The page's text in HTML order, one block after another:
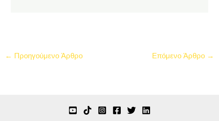
← Προηγούμενο Άρθρο Επόμενο Άρθρο →